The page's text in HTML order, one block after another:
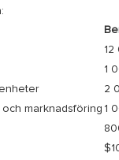
1
2
marknadsföring 1